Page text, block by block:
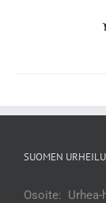
SUOMEN
Osoite: Urhea-